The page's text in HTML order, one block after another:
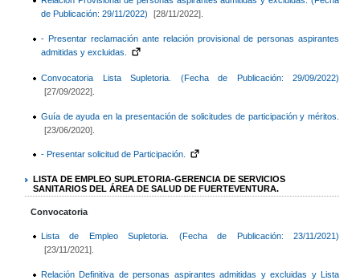
de Publicación: 29/11/2022)
[28/11/2022].
- Presentar reclamación ante relación provisional de personas aspirantes
admitidas y excluidas.
Convocatoria Lista Supletoria. (Fecha de Publicación: 29/09/2022)
[27/09/2022].
Guía de ayuda en la presentación de solicitudes de participación y méritos.
[23/06/2020].
- Presentar solicitud de Participación.
LISTA DE EMPLEO SUPLETORIA-GERENCIA DE SERVICIOS
SANITARIOS DEL ÁREA DE SALUD DE FUERTEVENTURA.
Convocatoria
Lista de Empleo Supletoria. (Fecha de Publicación: 23/11/2021)
[23/11/2021].
Relación Definitiva de personas aspirantes admitidas y excluidas y Lista